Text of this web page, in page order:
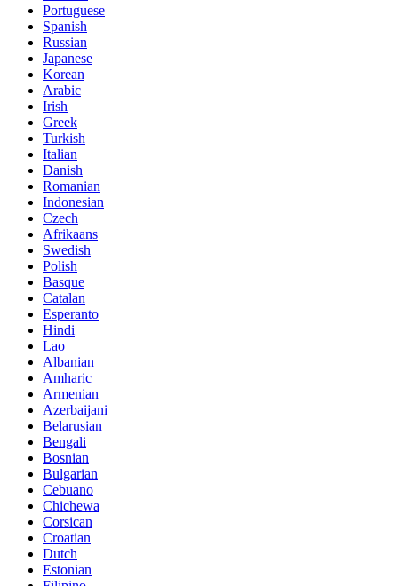
Portuguese
Spanish
Russian
Japanese
Korean
Arabic
Irish
Greek
Turkish
Italian
Danish
Romanian
Indonesian
Czech
Afrikaans
Swedish
Polish
Basque
Catalan
Esperanto
Hindi
Lao
Albanian
Amharic
Armenian
Azerbaijani
Belarusian
Bengali
Bosnian
Bulgarian
Cebuano
Chichewa
Corsican
Croatian
Dutch
Estonian